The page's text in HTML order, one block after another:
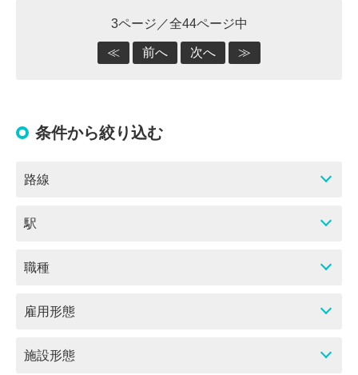
3ページ／全44ページ中
≪ 前へ 次へ ≫
条件から絞り込む
路線
駅
職種
雇用形態
施設形態